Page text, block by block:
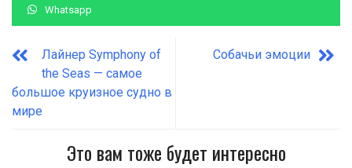
Whatsapp
Лайнер Symphony of
the Seas — самое
большое круизное судно в
мире
Собачьи эмоции
Это вам тоже будет интересно